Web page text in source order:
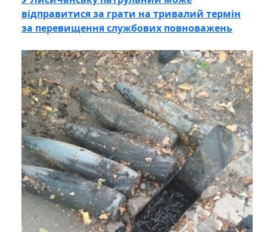
відправитися за грати на тривалий термін
за перевищення службових повноважень